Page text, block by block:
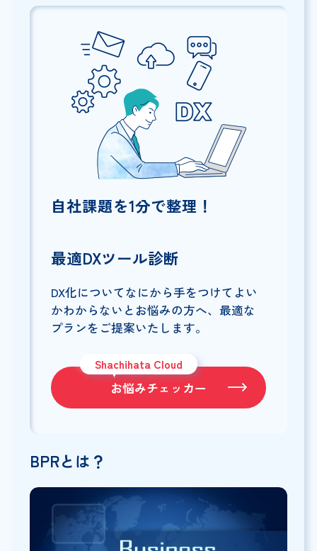
自社課題を1分で整理！
最適DXツール診断
DX化についてなにから手をつけてよい
かわからないとお悩みの方へ、最適な
プランをご提案いたします。
Shachihata Cloud
お悩みチェッカー
BPRとは？